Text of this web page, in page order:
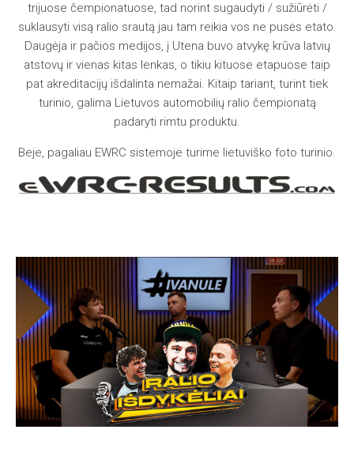
trijuose čempionatuose, tad norint sugaudyti / sužiūrėti /
suklausyti visą ralio srautą jau tam reikia vos ne pusės etato.
Daugėja ir pačios medijos, į Utena buvo atvykę krūva latvių
atstovų ir vienas kitas lenkas, o tikiu kituose etapuose taip
pat akreditacijų išdalinta nemažai. Kitaip tariant, turint tiek
turinio, galima Lietuvos automobilių ralio čempionatą
padaryti rimtu produktu.
Beje, pagaliau EWRC sistemoje turime lietuviško foto turinio.